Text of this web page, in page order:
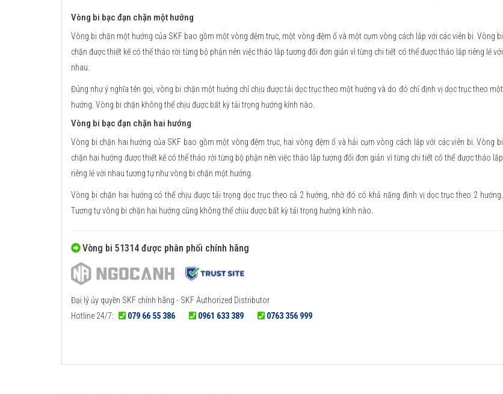
Vòng bi bạc đạn chặn một hướng
Vòng bi chặn một hướng của SKF bao gồm một vòng đệm trục, một vòng đệm ổ và một cụm vòng cách lắp với các viên bi. Vòng bi
chặn được thiết kế có thể tháo rời từng bộ phận nên việc tháo lắp tương đối đơn giản vì từng chi tiết có thể được tháo lắp riêng lẻ với
nhau.
Đúng như ý nghĩa tên gọi, vòng bi chặn một hướng chỉ chịu được tải dọc trục theo một hướng và do đó chỉ định vị dọc trục theo một
hướng. Vòng bi chặn không thể chịu được bất kỳ tải trọng hướng kính nào.
Vòng bi bạc đạn chặn hai hướng
Vòng bi chặn hai hướng của SKF bao gồm một vòng đệm trục, hai vòng đệm ổ và hải cụm vòng cách lắp với các viên bi. Vòng bi
chặn hai hướng được thiết kế có thể tháo rời từng bộ phận nên việc tháo lắp tương đối đơn giản vì từng chi tiết có thể được tháo lắp
riêng lẻ với nhau tương tự như vòng bi chặn một hướng.
Vòng bi chặn hai hướng có thể chịu được tải trọng dọc trục theo cả 2 hướng, nhờ đó có khả năng định vị dọc trục theo 2 hướng.
Tương tự vòng bi chặn hai hướng cũng không thể chịu được bất kỳ tải trọng hướng kính nào.
Vòng bi 51314 được phân phối chính hãng
Đại lý ủy quyền SKF chính hãng - SKF Authorized Distributor
Hotline 24/7:
079 66 55 386 0961 633 389 0763 356 999